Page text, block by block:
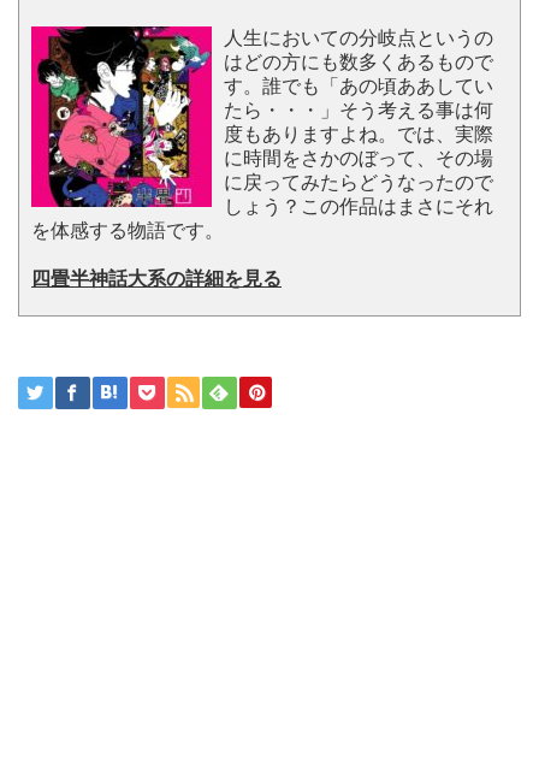
人生においての分岐点というの
はどの方にも数多くあるもので
す。誰でも「あの頃ああしてい
たら・・・」そう考える事は何
度もありますよね。では、実際
に時間をさかのぼって、その場
に戻ってみたらどうなったので
しょう？この作品はまさにそれ
を体感する物語です。
四畳半神話大系の詳細を見る